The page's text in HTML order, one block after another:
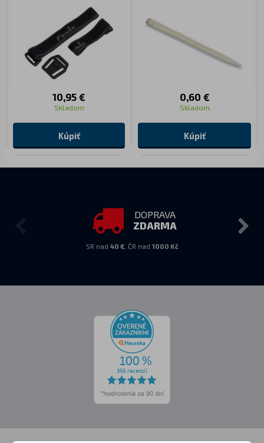
10,95 €
Skladom
Kúpiť
0,60 €
Skladom
Kúpiť
DOPRAVA
ZDARMA
SR nad 40 €, ČR nad 1000 Kč